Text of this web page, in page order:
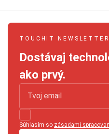
TOUCHIT NEWSLETTER
Dostávaj
ako prvý.
Súhlasím so zásadami